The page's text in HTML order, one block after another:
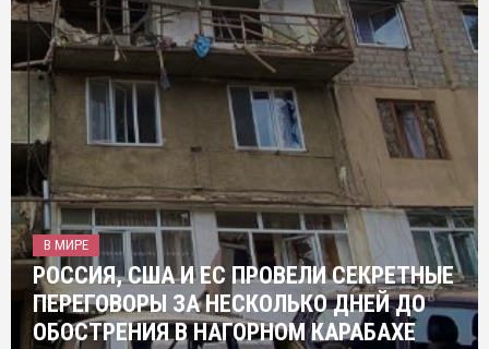
В МИРЕ
РОССИЯ, США И ЕС ПРОВЕЛИ СЕКРЕТНЫЕ
ПЕРЕГОВОРЫ ЗА НЕСКОЛЬКО ДНЕЙ ДО
ОБОСТРЕНИЯ В НАГОРНОМ КАРАБАХЕ